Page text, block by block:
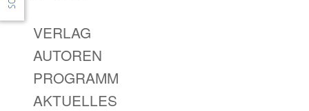
VERLAG
AUTOREN
PROGRAMM
AKTUELLES